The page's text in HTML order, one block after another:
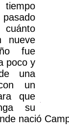
cuánto
nueve
fue
poco y
una
un
que
su
nació